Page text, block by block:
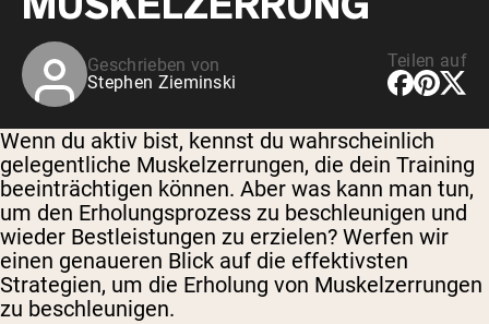
Geschrieben von
Stephen Zieminski
Teilen auf
Wenn du aktiv bist, kennst du wahrscheinlich
gelegentliche Muskelzerrungen, die dein Training
beeinträchtigen können. Aber was kann man tun,
um den Erholungsprozess zu beschleunigen und
wieder Bestleistungen zu erzielen? Werfen wir
einen genaueren Blick auf die effektivsten
Strategien, um die Erholung von Muskelzerrungen
zu beschleunigen.